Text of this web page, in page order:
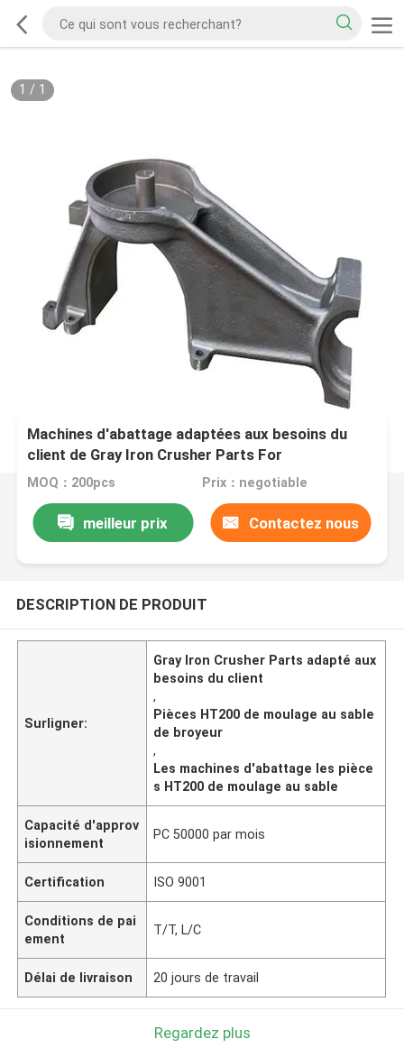
1 / 1
Machines d'abattage adaptées aux besoins du
client de Gray Iron Crusher Parts For
MOQ：200pcs Prix：negotiable
meilleur prix Contactez nous
DESCRIPTION DE PRODUIT
Surligner:
Gray Iron Crusher Parts adapté aux
besoins du client
,
Pièces HT200 de moulage au sable
de broyeur
,
Les machines d'abattage les pièce
s HT200 de moulage au sable
Capacité d'approv
isionnement
PC 50000 par mois
Certification ISO 9001
Conditions de pai
ement
T/T, L/C
Délai de livraison 20 jours de travail
Regardez plus